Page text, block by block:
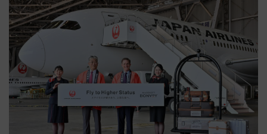
など注目の全6店舗 「博多活憩
通り」も一新